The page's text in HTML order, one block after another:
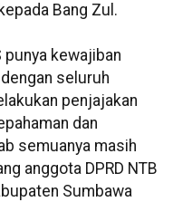
Bang Zul.
punya kewajiban
seluruh
penjajakan
dan
semuanya masih
anggota DPRD NTB
Sumbawa